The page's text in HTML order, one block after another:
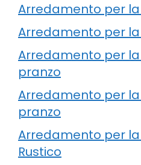
Arredamento per
Arredamento per
Arredamento per
pranzo
Arredamento per
pranzo
Arredamento per
Rustico